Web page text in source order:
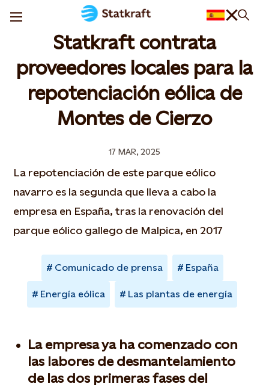
Statkraft contrata
proveedores locales para la
repotenciación eólica de
Montes de Cierzo
17 MAR, 2025
La repotenciación de este parque eólico
navarro es la segunda que lleva a cabo la
empresa en España, tras la renovación del
parque eólico gallego de Malpica, en 2017
Comunicado de prensa España
Energía eólica Las plantas de energía
La empresa ya ha comenzado con
las labores de desmantelamiento
de las dos primeras fases del